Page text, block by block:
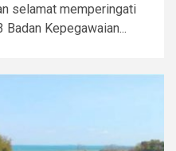
selamat memperingati
Badan Kepegawaian...